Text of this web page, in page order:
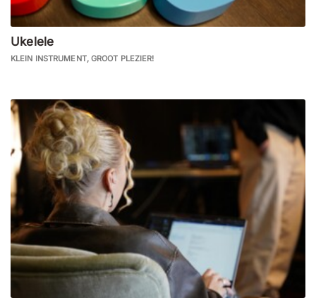
Ukelele
KLEIN INSTRUMENT, GROOT PLEZIER!